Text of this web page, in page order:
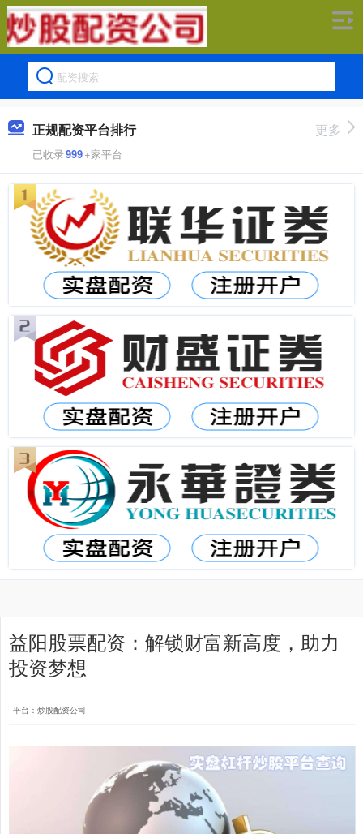
正规配资平台排行
已收录999+家平台
更多
益阳股票配资：解锁财富新高度，助力
投资梦想
平台：炒股配资公司